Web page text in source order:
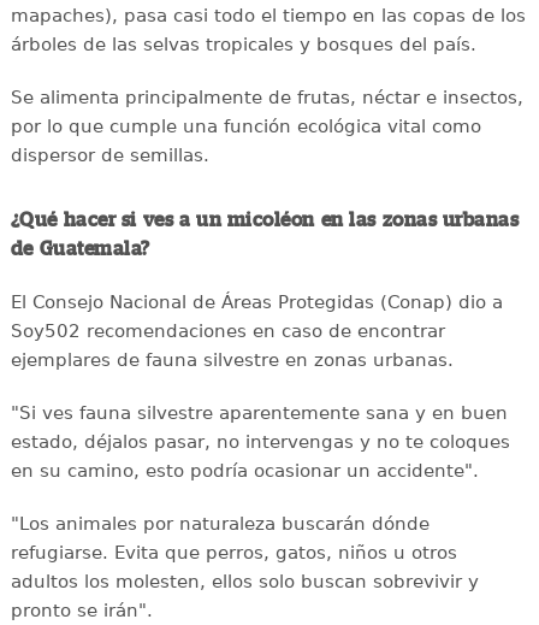
mapaches), pasa casi todo el tiempo en las copas de los
árboles de las selvas tropicales y bosques del país.
Se alimenta principalmente de frutas, néctar e insectos,
por lo que cumple una función ecológica vital como
dispersor de semillas.
¿Qué hacer si ves a un micoléon en las zonas urbanas
de Guatemala?
El Consejo Nacional de Áreas Protegidas (Conap) dio a
Soy502 recomendaciones en caso de encontrar
ejemplares de fauna silvestre en zonas urbanas.
"Si ves fauna silvestre aparentemente sana y en buen
estado, déjalos pasar, no intervengas y no te coloques
en su camino, esto podría ocasionar un accidente".
"Los animales por naturaleza buscarán dónde
refugiarse. Evita que perros, gatos, niños u otros
adultos los molesten, ellos solo buscan sobrevivir y
pronto se irán".